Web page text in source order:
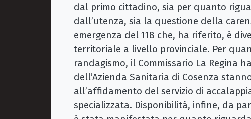
dal primo cittadino, sia per quanto
dall’utenza, sia la questione della
emergenza del 118 che, ha riferito, è
territoriale a livello provinciale. Per
randagismo, il Commissario La Regina
dell’Azienda Sanitaria di Cosenza
all’affidamento del servizio di
specializzata. Disponibilità, infine, da